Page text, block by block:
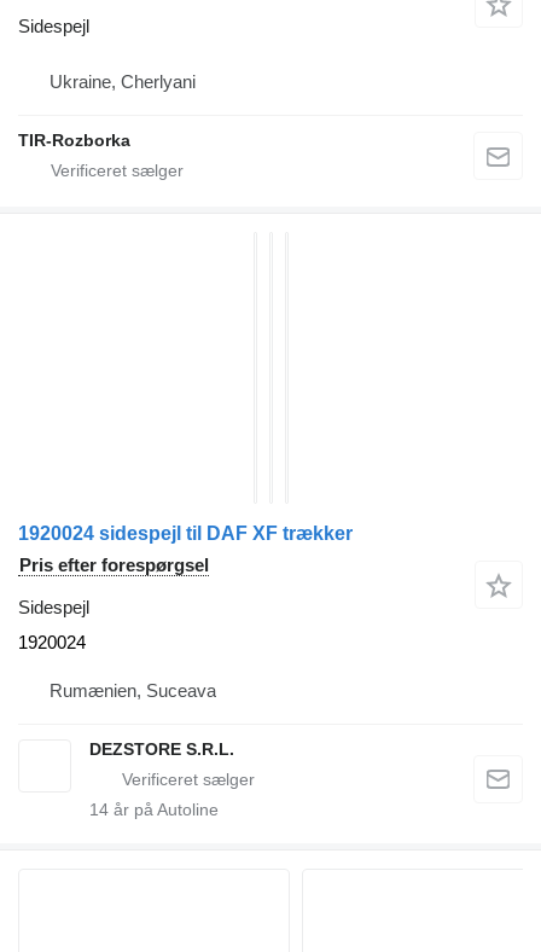
Sidespejl
Ukraine, Cherlyani
TIR-Rozborka
1920024 sidespejl til DAF XF trækker
Pris efter forespørgsel
Sidespejl
1920024
Rumænien, Suceava
DEZSTORE S.R.L.
14 år på Autoline